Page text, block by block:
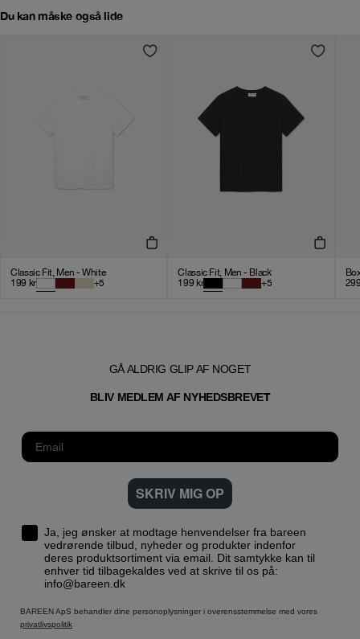
Du kan måske også lide
Classic Fit, Men - White
199 kr +5
Classic Fit, Men - Black
199 kr +5
GÅ ALDRIG GLIP AF NOGET
BLIV MEDLEM AF NYHEDSBREVET
SKRIV MIG OP
Ja, jeg ønsker at modtage henvendelser fra bareen
vedrørende tilbud, nyheder og produkter indenfor
deres produktsortiment via email. Dit samtykke kan til
enhver tid tilbagekaldes ved at skrive til os på:
info@bareen.dk
BAREEN ApS behandler dine personoplysninger i overensstemmelse med vores
privatlivspolitik